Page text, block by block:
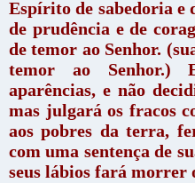
Espírito de sabedoria e
de prudência e de
de temor ao Senhor.
temor ao Senhor.)
aparências, e não
mas julgará os fracos
aos pobres da terra,
com uma sentença de
seus lábios fará morrer